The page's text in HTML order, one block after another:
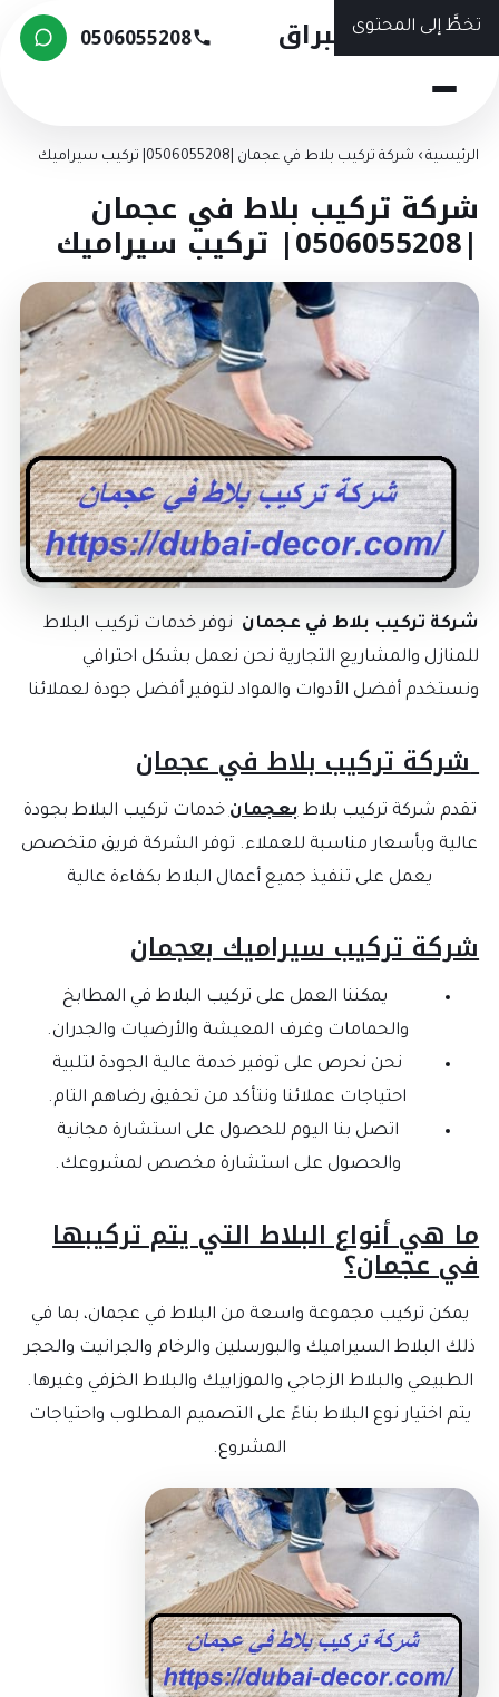
إلى المحتوى
شركة البراق 0506055208
›شركة تركيب بلاط في عجمان |0506055208| تركيب سيراميك
تركيب بلاط في عجمان
تركيب بلاط في عجماننوفر خدمات تركيب البلاط
والمشاريع التجارية نحن نعمل بشكل احترافي
أفضل الأدوات والمواد لتوفير أفضل جودة لعملائنا
شركة تركيب بلاط في عجمان
تقدم شركة تركيب بلاطبعجمانخدمات تركيب البلاط بجودة
عالية وبأسعار مناسبة للعملاء. توفر الشركة فريق متخصص
يعمل على تنفيذ جميع أعمال البلاط بكفاءة عالية
تركيب سيراميك بعجمان
يمكننا العمل على تركيب البلاط في المطابخ
والحمامات وغرف المعيشة والأرضيات والجدران.
نحن نحرص على توفير خدمة عالية الجودة لتلبية
احتياجات عملائنا ونتأكد من تحقيق رضاهم التام.
اتصل بنا اليوم للحصول على استشارة مجانية
والحصول على استشارة مخصص لمشروعك.
هي أنواع البلاط التي يتم تركيبها
عجمان؟
يمكن تركيب مجموعة واسعة من البلاط في عجمان، بما في
ذلك البلاط السيراميك والبورسلين والرخام والجرانيت والحجر
الطبيعي والبلاط الزجاجي والموزاييك والبلاط الخزفي وغيرها.
يتم اختيار نوع البلاط بناءً على التصميم المطلوب واحتياجات
المشروع.